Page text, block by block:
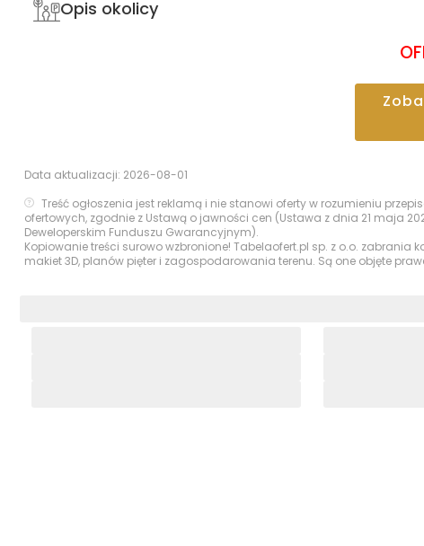
Opis okolicy
Data aktualizacji: 2026-08-01
Treść ogłoszenia jest reklamą i nie stanowi oferty w rozumieniu
ofertowych, zgodnie z Ustawą o jawności cen (Ustawa z dnia 21 maja
Deweloperskim Funduszu Gwarancyjnym).
Kopiowanie treści surowo wzbronione! Tabelaofert.pl sp. z o.o.
makiet 3D, planów pięter i zagospodarowania terenu. Są one objęte